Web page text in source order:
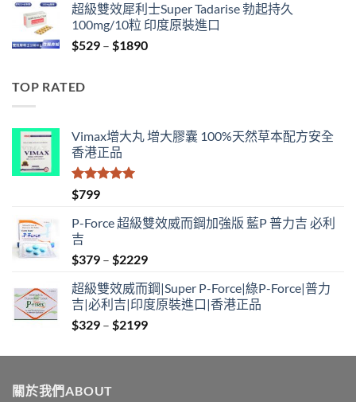
$829
through
$2129
超級雙效犀利士Super Tadarise 勃起持久
100mg/10粒 印度原裝進口
$529 – $1890Price
TOP RATED
Vimax增大丸 增大膠囊 100%天然草本配方安全
香港正品
評分
滿分 5
$799
P-Force 超級雙效威而鋼加強版 藍P 普力吉 必利
吉
$379 – $2229Price
$379
through
$2229
超級雙效威而鋼|Super P-Force|綠P-Force|普力
吉|必利吉|印度原裝進口|香港正品
$329 – $2199Price
$329
關於我們ABOUT